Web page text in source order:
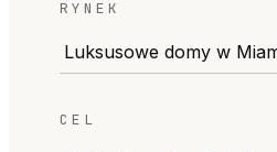
RYNEK
CEL